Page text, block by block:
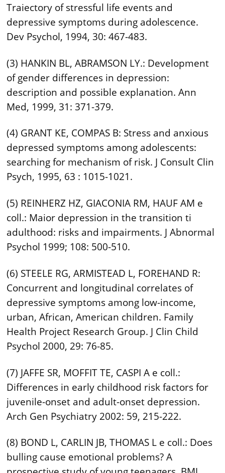
Traiectory of stressful life events and
depressive symptoms during adolescence.
Dev Psychol, 1994, 30: 467-483.
(3) HANKIN BL, ABRAMSON LY.: Development
of gender differences in depression:
description and possible explanation. Ann
Med, 1999, 31: 371-379.
(4) GRANT KE, COMPAS B: Stress and anxious
depressed symptoms among adolescents:
searching for mechanism of risk. J Consult Clin
Psych, 1995, 63 : 1015-1021.
(5) REINHERZ HZ, GIACONIA RM, HAUF AM e
coll.: Maior depression in the transition ti
adulthood: risks and impairments. J Abnormal
Psychol 1999; 108: 500-510.
(6) STEELE RG, ARMISTEAD L, FOREHAND R:
Concurrent and longitudinal correlates of
depressive symptoms among low-income,
urban, African, American children. Family
Health Project Research Group. J Clin Child
Psychol 2000, 29: 76-85.
(7) JAFFE SR, MOFFIT TE, CASPI A e coll.:
Differences in early childhood risk factors for
juvenile-onset and adult-onset depression.
Arch Gen Psychiatry 2002: 59, 215-222.
(8) BOND L, CARLIN JB, THOMAS L e coll.: Does
bulling cause emotional problems? A